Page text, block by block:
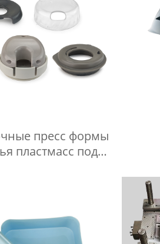
пресс формы
пластмасс под